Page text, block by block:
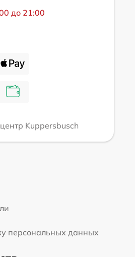
до 21:00
Kuppersbusch
персональных данных